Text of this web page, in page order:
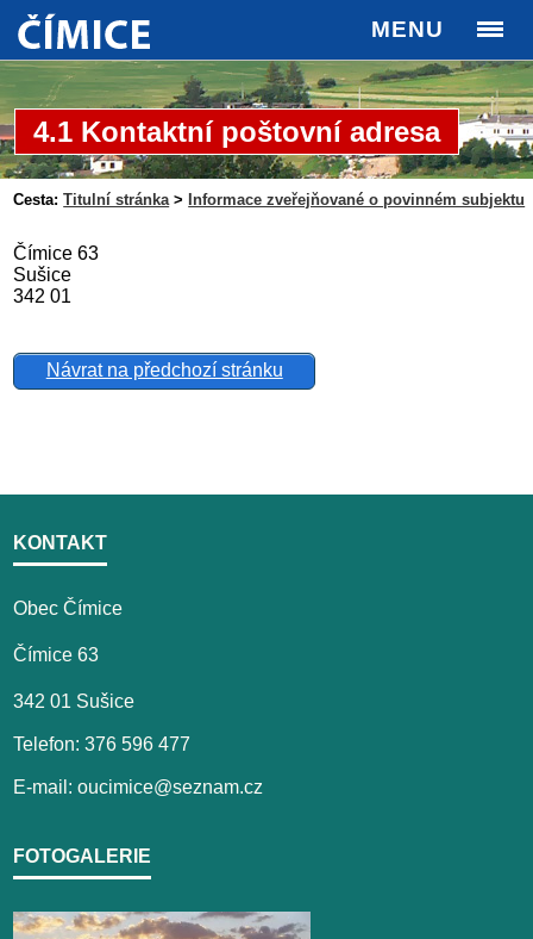
MENU
4.1 Kontaktní poštovní adresa
Cesta: Titulní stránka> Informace zveřejňované o povinném subjektu
Čímice 63
Sušice
342 01
Návrat na předchozí stránku
KONTAKT
Obec Čímice
Čímice 63
342 01 Sušice
Telefon: 376 596 477
E-mail: oucimice@seznam.cz
FOTOGALERIE